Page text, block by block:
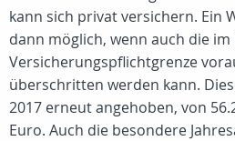
kann sich privat versichern. Ein
dann möglich, wenn auch die
Versicherungspflichtgrenze
überschritten werden kann.
2017 erneut angehoben, von
Euro. Auch die besondere